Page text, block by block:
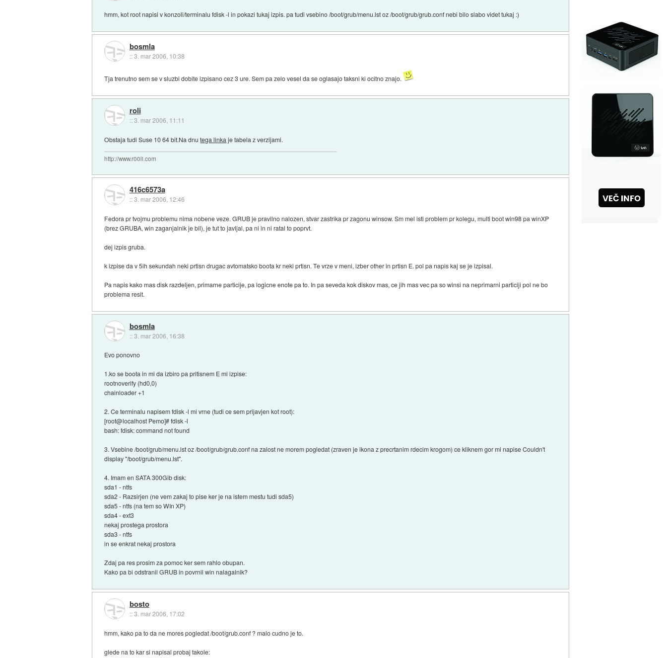
hmm, kot root napisi v konzoli/terminalu fdisk -l in pokazi tukaj izpis. pa tudi vsebino /boot/grub/menu.lst oz /boot/grub/grub.conf nebi bilo slabo videt tukaj :)
bosmla
::3. mar 2006, 10:38
Tja trenutno sem se v sluzbi dobite izpisano cez 3 ure. Sem pa zelo vesel da se oglasajo taksni ki ocitno znajo.
roli
::3. mar 2006, 11:11
Obstaja tudi Suse 10 64 bit.Na dnutega linka je tabela z verzijami.
http://www.r00li.com
416c6573a
::3. mar 2006, 12:46
Fedora pr tvojmu problemu nima nobene veze. GRUB je pravilno nalozen, stvar zastrika pr zagonu winsow. Sm mel isti problem pr kolegu, multi boot win98 pa winXP
(brez GRUBA, win zaganjalnik je bil), je tut to javljal, pa ni in ni ratal to poprvt.
dej izpis gruba.
k izpise da v 5ih sekundah neki prtisn drugac avtomatsko boota kr neki prtisn. Te vrze v meni, izber other in prtisn E. pol pa napis kaj se je izpisal.
Pa napis kako mas disk razdeljen, primarne particije, pa logicne enote pa to. In pa seveda kok diskov mas, ce jih mas vec pa so winsi na neprimarni particiji pol ne bo
problema resit.
bosmla
::3. mar 2006, 16:38
Evo ponovno
1.ko se boota in mi da izbiro pa pritisnem E mi izpise:
rootnoverify (hd0,0)
chainloader +1
2. Ce terminalu napisem fdisk -l mi vrne (tudi ce sem prijavjen kot root):
[root@localhost Pemo]# fdisk -l
bash: fdisk: command not found
3. Vsebine /boot/grub/menu.lst oz /boot/grub/grub.conf na zalost ne morem pogledat (zraven je ikona z precrtanim rdecim krogom) ce kliknem gor mi napise Couldn't
display "/boot/grub/menu.lst".
4. Imam en SATA 300Gib disk:
sda1 - ntfs
sda2 - Razsirjen (ne vem zakaj to pise ker je na istem mestu tudi sda5)
sda5 - ntfs (na tem so WIn XP)
sda4 - ext3
nekaj prostega prostora
sda3 - ntfs
in se enkrat nekaj prostora
Zdaj pa res prosim za pomoc ker sem rahlo obupan.
Kako pa bi odstranil GRUB in povrnil win nalagalnik?
bosto
::3. mar 2006, 17:02
hmm, kako pa to da ne mores pogledat /boot/grub.conf ? malo cudno je to.
glede na to kar si napisal probaj takole: